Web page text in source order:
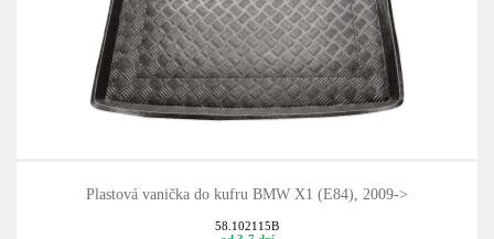
Plastová vanička do kufru BMW X1 (E84), 2009->
58.102115B